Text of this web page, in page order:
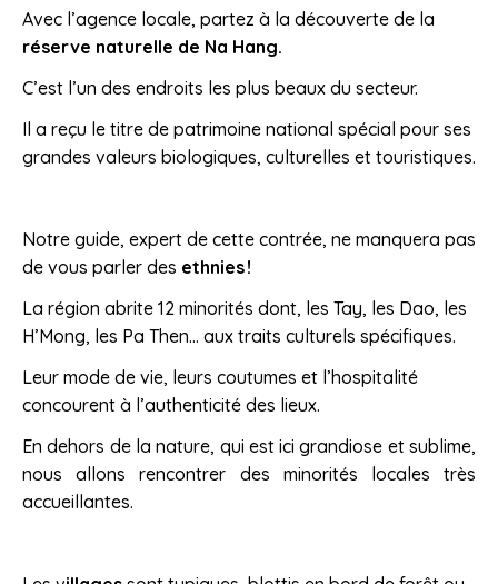
Avec l’agence locale, partez à la découverte de la
réserve naturelle de Na Hang.
C’est l’un des endroits les plus beaux du secteur.
Il a reçu le titre de patrimoine national spécial pour ses
grandes valeurs biologiques, culturelles et touristiques.
Notre guide, expert de cette contrée, ne manquera pas
de vous parler des ethnies !
La région abrite 12 minorités dont, les Tay, les Dao, les
H’Mong, les Pa Then… aux traits culturels spécifiques.
Leur mode de vie, leurs coutumes et l’hospitalité
concourent à l’authenticité des lieux.
En dehors de la nature, qui est ici grandiose et sublime,
nous allons rencontrer des minorités locales très
accueillantes.